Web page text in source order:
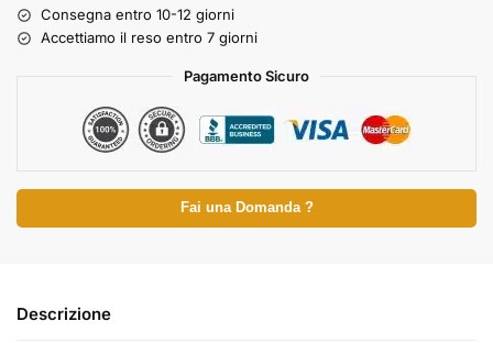
Consegna entro 10-12 giorni
Accettiamo il reso entro 7 giorni
Pagamento Sicuro
Fai una Domanda ?
Descrizione